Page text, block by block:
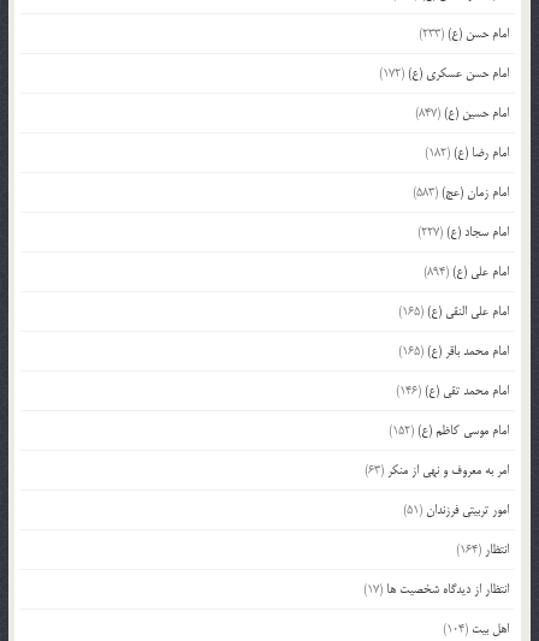
امام حسن (ع)(233)
امام حسن عسکری (ع)(172)
امام حسین (ع)(847)
امام رضا (ع)(182)
امام زمان (عج)(583)
امام سجاد (ع)(227)
امام علی (ع)(894)
امام علی النقی (ع)(165)
امام محمد باقر (ع)(165)
امام محمد تقی (ع)(146)
امام موسی کاظم (ع)(152)
امر به معروف و نهی از منکر (63)
امور تربیتی فرزندان(51)
انتظار (164)
انتظار از دیدگاه شخصیت ها (17)
اهل بیت (104)